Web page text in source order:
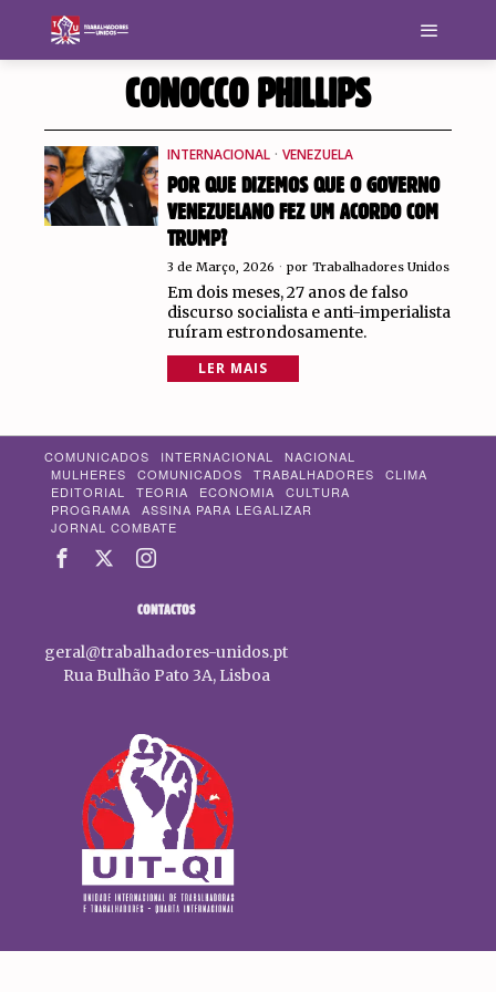
CONOCCO PHILLIPS
INTERNACIONAL · VENEZUELA
POR QUE DIZEMOS QUE O GOVERNO
VENEZUELANO FEZ UM ACORDO COM
TRUMP?
3 de Março, 2026 por Trabalhadores Unidos
Em dois meses, 27 anos de falso
discurso socialista e anti-imperialista
ruíram estrondosamente.
LER MAIS
COMUNICADOS INTERNACIONAL
NACIONAL
MULHERES
COMUNICADOS TRABALHADORES
CLIMA
EDITORIAL
TEORIA ECONOMIA
CULTURA
PROGRAMA
ASSINA PARA LEGALIZAR
JORNAL COMBATE
CONTACTOS
geral@trabalhadores-unidos.pt
Rua Bulhão Pato 3A, Lisboa